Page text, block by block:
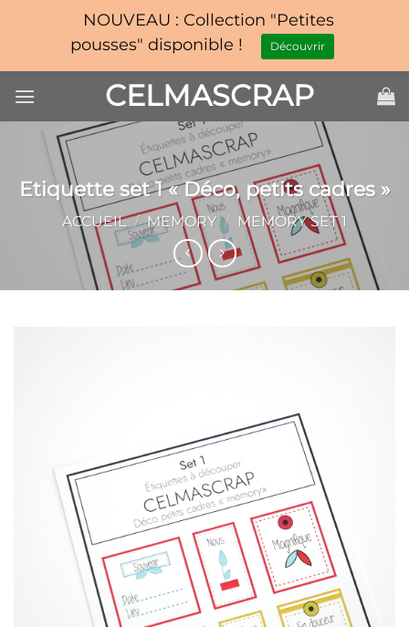
au
contenu
CELMASCRAP
Etiquette set 1 « Déco, petits cadres »
ACCUEIL / MEMORY / MEMORY SET 1
NOUVEAU : Collection "Petites
pousses" disponible !
Découvrir